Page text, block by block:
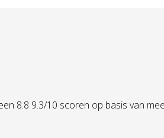
8.8 9.3/10 scoren op basis van